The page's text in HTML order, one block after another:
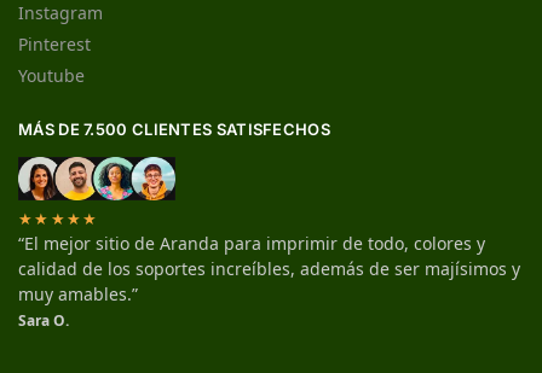
Instagram
Pinterest
Youtube
MÁS DE 7.500 CLIENTES SATISFECHOS
★★★★★
“El mejor sitio de Aranda para imprimir de todo, colores y
calidad de los soportes increíbles, además de ser majísimos y
muy amables.”
Sara O.